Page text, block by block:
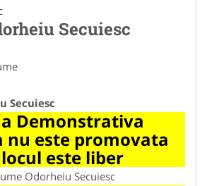
Secuiesc
Secuiesc
Demonstrativa
nu este promovata
este liber
Odorheiu Secuiesc